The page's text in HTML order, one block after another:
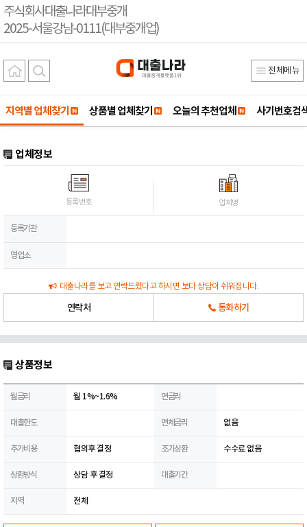
주식회사대출나라대부중개
2025-서울강남-0111(대부중개업)
전체메뉴
지역별 업체찾기 상품별 업체찾기 오늘의 추천업체 사기번호검
업체정보
등록번호 업체명
등록기관
영업소
대출나라를 보고 연락드렸다고 하시면 보다 상담이 쉬워집니다.
연락처 통화하기
상품정보
월금리 월 1%~1.6% 연금리
대출한도 연체금리 없음
추가비용 협의후 결정 조기상환 수수료 없음
상환방식 상담 후 결정 대출기간
지역 전체